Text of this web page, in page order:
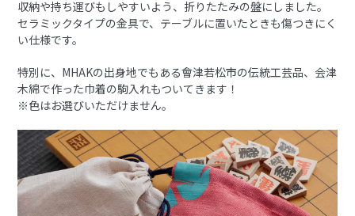
収納や持ち運びもしやすいよう、折りたたみの盤にしました。
セラミックタイプの金具で、テーブルに置いたときも傷つきにく
い仕様です。
特別に、MHAKの出身地でもある會津若松市の伝統工芸品、会津
木綿で作った巾着の駒入れもついてきます！
※色はお選びいただけません。